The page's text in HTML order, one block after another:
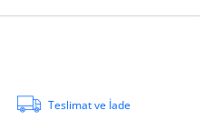
Teslimat ve İade